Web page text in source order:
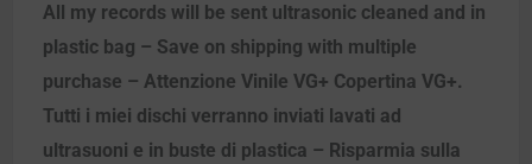
All my records will be sent ultrasonic cleaned and in
plastic bag – Save on shipping with multiple
purchase – Attenzione Vinile VG+ Copertina VG+.
Tutti i miei dischi verranno inviati lavati ad
ultrasuoni e in buste di plastica – Risparmia sulla